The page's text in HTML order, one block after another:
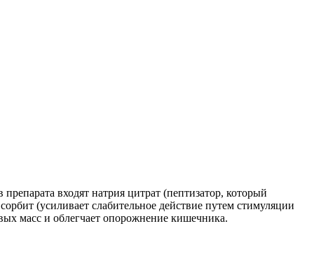
входят натрия цитрат (пептизатор, который
(усиливает слабительное действие путем стимуляции
масс и облегчает опорожнение кишечника.